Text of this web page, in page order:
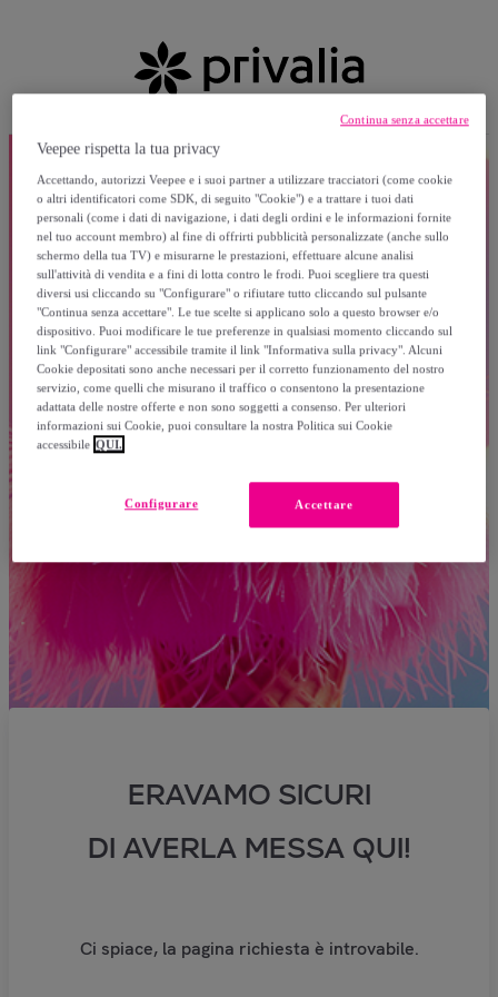
ERAVAMO SICURI
DI AVERLA MESSA QUI!
Ci spiace, la pagina richiesta è introvabile.
Veepee rispetta la tua privacy
Accettando, autorizzi Veepee e i suoi partner a utilizzare tracciatori (come cookie
o altri identificatori come SDK, di seguito "Cookie") e a trattare i tuoi dati
personali (come i dati di navigazione, i dati degli ordini e le informazioni fornite
nel tuo account membro) al fine di offrirti pubblicità personalizzate (anche sullo
schermo della tua TV) e misurarne le prestazioni, effettuare alcune analisi
sull'attività di vendita e a fini di lotta contro le frodi. Puoi scegliere tra questi
diversi usi cliccando su "Configurare" o rifiutare tutto cliccando sul pulsante
"Continua senza accettare". Le tue scelte si applicano solo a questo browser e/o
dispositivo. Puoi modificare le tue preferenze in qualsiasi momento cliccando sul
link "Configurare" accessibile tramite il link "Informativa sulla privacy". Alcuni
Cookie depositati sono anche necessari per il corretto funzionamento del nostro
servizio, come quelli che misurano il traffico o consentono la presentazione
adattata delle nostre offerte e non sono soggetti a consenso. Per ulteriori
informazioni sui Cookie, puoi consultare la nostra Politica sui Cookie
accessibile QUI.
Accettare
Configurare
Continua senza accettare